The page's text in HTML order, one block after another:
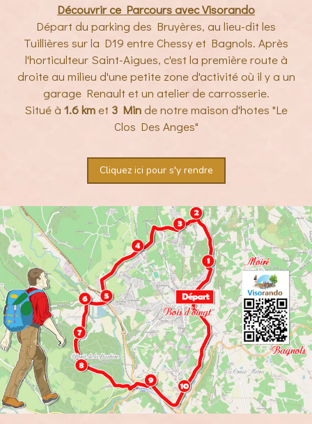
Découvrir ce Parcours avec Visorando
Départ du parking des Bruyères, au lieu-dit les
Tuillières sur la D19 entre Chessy et Bagnols. Après
l'horticulteur Saint-Aigues, c'est la première route à
droite au milieu d'une petite zone d'activité où il y a un
garage Renault et un atelier de carrosserie.
Situé à 1.6 kmet 3 Min de notre maison d'hotes "Le
Clos Des Anges"
Cliquez ici pour s'y rendre